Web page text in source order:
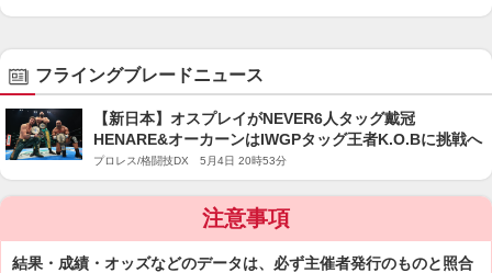
フライングブレードニュース
【新日本】オスプレイがNEVER6人タッグ戴冠
HENARE&オーカーンはIWGPタッグ王者K.O.Bに挑戦へ
プロレス/格闘技DX 5月4日 20時53分
注意事項
結果・成績・オッズなどのデータは、必ず主催者発行のものと照合